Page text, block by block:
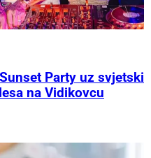
Party uz svjetski
na Vidikovcu